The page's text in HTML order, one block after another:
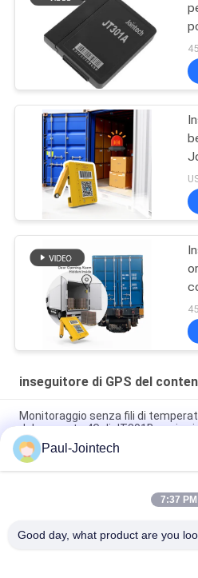
inseguitore di GPS del
Monitoraggio senza fili di
del magnete 4G di JT301B per i
Inseguitore di GPS del contenitore
dentro il contenitore 3 mesi di
Inseguitore di alluminio IP67 di
Paul-Jointech
7:37 PM
Good day, what product are you